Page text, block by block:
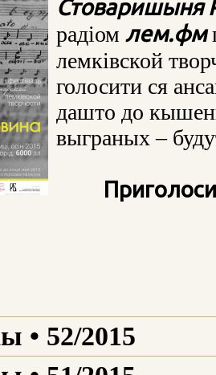
Стоваришыня
радіом лем.фм
лемківской
голосити ся
дашто до
выграных –
• 52/2015